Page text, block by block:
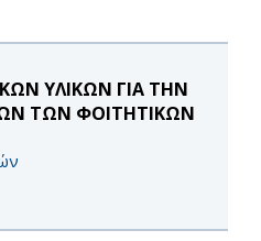
ΥΛΙΚΩΝ ΓΙΑ ΤΗΝ
ΤΩΝ ΦΟΙΤΗΤΙΚΩΝ